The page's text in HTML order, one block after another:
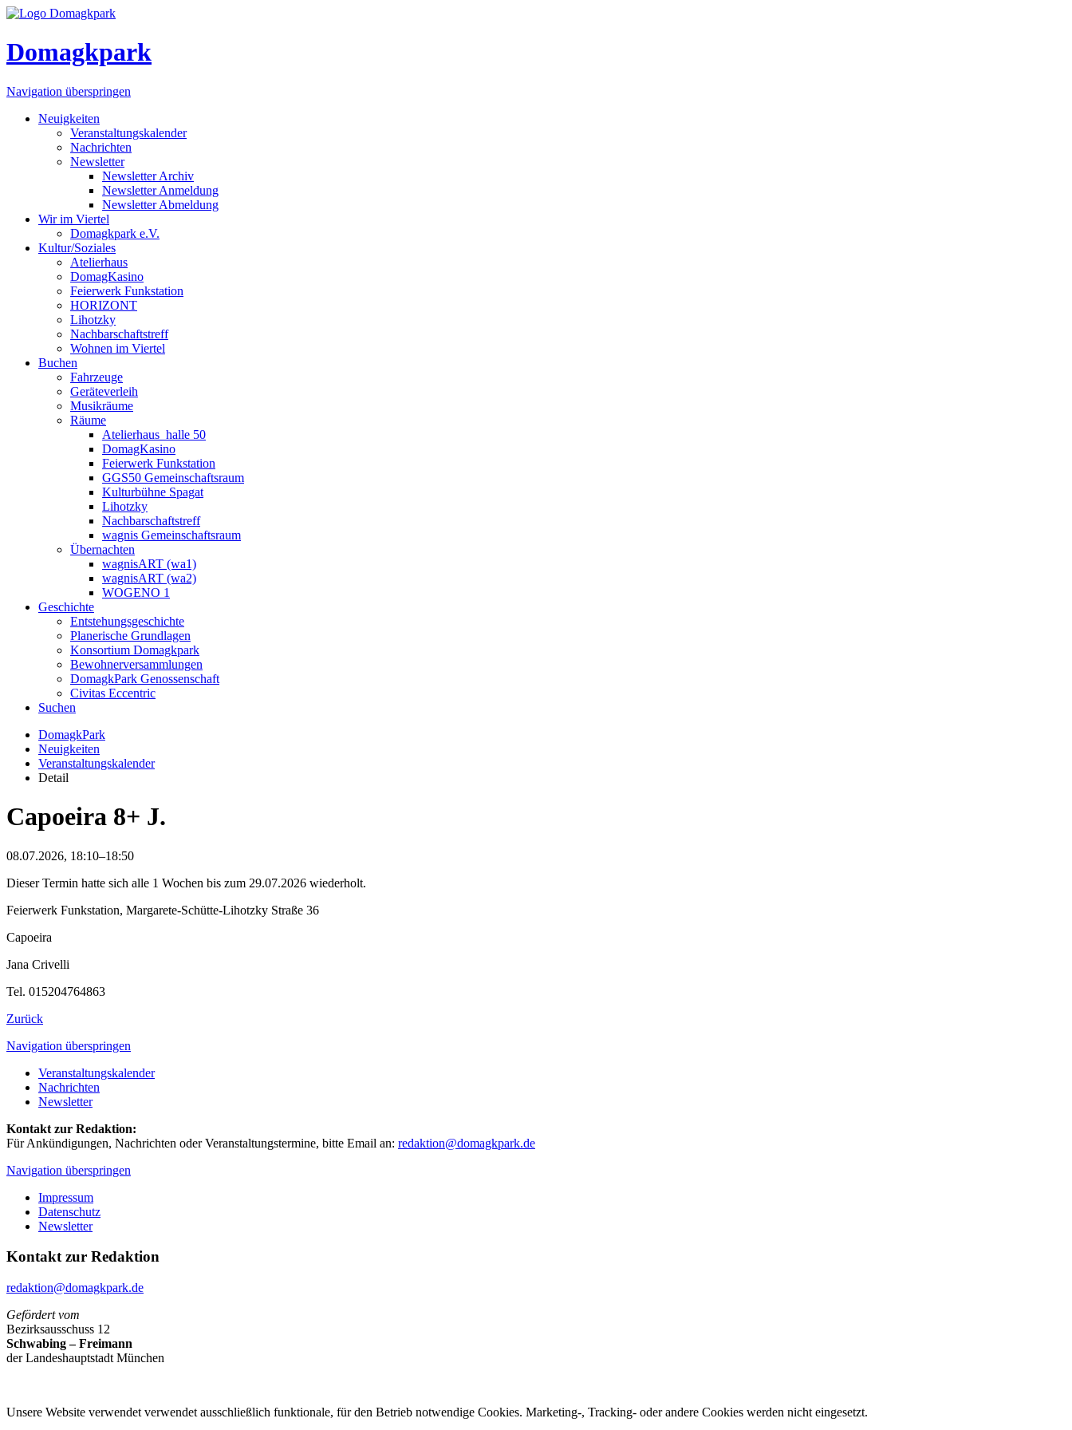
Domagkpark
Navigation überspringen
Neuigkeiten
Veranstaltungskalender
Nachrichten
Newsletter
Newsletter Archiv
Newsletter Anmeldung
Newsletter Abmeldung
Wir im Viertel
Domagkpark e.V.
Kultur/Soziales
Atelierhaus
DomagKasino
Feierwerk Funkstation
HORIZONT
Lihotzky
Nachbarschaftstreff
Wohnen im Viertel
Buchen
Fahrzeuge
Geräteverleih
Musikräume
Räume
Atelierhaus_halle 50
DomagKasino
Feierwerk Funkstation
GGS50 Gemeinschaftsraum
Kulturbühne Spagat
Lihotzky
Nachbarschaftstreff
wagnis Gemeinschaftsraum
Übernachten
wagnisART (wa1)
wagnisART (wa2)
WOGENO 1
Geschichte
Entstehungsgeschichte
Planerische Grundlagen
Konsortium Domagkpark
Bewohnerversammlungen
DomagkPark Genossenschaft
Civitas Eccentric
Suchen
DomagkPark
Neuigkeiten
Veranstaltungskalender
Detail
Capoeira 8+ J.
08.07.2026, 18:10–18:50
Dieser Termin hatte sich alle 1 Wochen bis zum 29.07.2026 wiederholt.
Feierwerk Funkstation, Margarete-Schütte-Lihotzky Straße 36
Capoeira
Jana Crivelli
Tel. 015204764863
Zurück
Navigation überspringen
Veranstaltungskalender
Nachrichten
Newsletter
Kontakt zur Redaktion:
Für Ankündigungen, Nachrichten oder Veranstaltungstermine, bitte Email an: redaktion@domagkpark.de
Navigation überspringen
Impressum
Datenschutz
Newsletter
Kontakt zur Redaktion
redaktion@domagkpark.de
Gefördert vom
Bezirksausschuss 12
Schwabing – Freimann
der Landeshauptstadt München
Unsere Website verwendet verwendet ausschließlich funktionale, für den Betrieb notwendige Cookies. Marketing-, Tracking- oder andere Cookies werden nicht eingesetzt.